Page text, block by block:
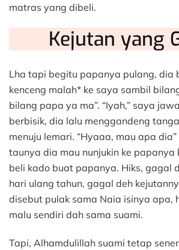
matras yang dibeli.
Kejutan yang
Lha tapi begitu papanya pulang, dia
kenceng malah* ke saya sambil
bilang papa ya ma”. “Iyah,” saya
berbisik, dia lalu menggandeng
menuju lemari. “Hyaaa, mau apa
taunya dia mau nunjukin ke papanya
beli kado buat papanya. Hiks, gagal
hari ulang tahun, gagal deh
disebut pulak sama Naia isinya apa,
malu sendiri dah sama suami.
Tapi, Alhamdulillah suami tetap